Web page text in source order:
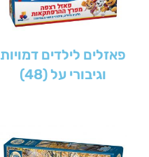
פאזלים לילדים דמויות
וגיבורי על(48)